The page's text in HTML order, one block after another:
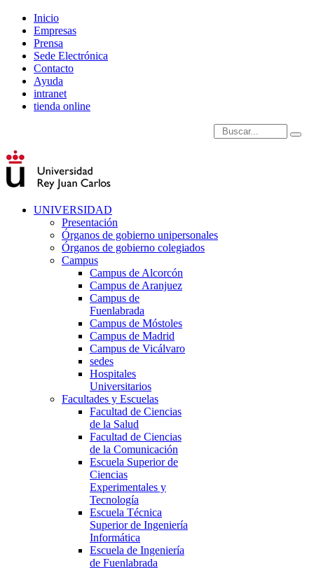
Inicio
Empresas
Prensa
Sede Electrónica
Contacto
Ayuda
intranet
tienda online
Introduce términos de
UNIVERSIDAD
Presentación
Órganos de gobierno unipersonales
Órganos de gobierno colegiados
Campus
Campus de Alcorcón
Campus de Aranjuez
Campus de
Fuenlabrada
Campus de Móstoles
Campus de Madrid
Campus de Vicálvaro
sedes
Hospitales
Universitarios
Facultades y Escuelas
Facultad de Ciencias
de la Salud
Facultad de Ciencias
de la Comunicación
Escuela Superior de
Ciencias
Experimentales y
Tecnología
Escuela Técnica
Superior de Ingeniería
Informática
Escuela de Ingeniería
de Fuenlabrada